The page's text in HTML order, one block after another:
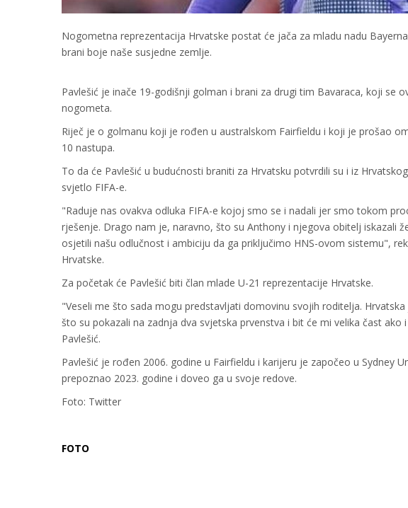
Nogometna reprezentacija Hrvatske postat će jača za mladu nadu
brani boje naše susjedne zemlje.
Pavlešić je inače 19-godišnji golman i brani za drugi tim Bavaraca, koji se
nogometa.
Riječ je o golmanu koji je rođen u australskom Fairfieldu i koji je prošao
10 nastupa.
To da će Pavlešić u budućnosti braniti za Hrvatsku potvrdili su i iz
svjetlo FIFA-e.
"Raduje nas ovakva odluka FIFA-e kojoj smo se i nadali jer smo tokom
rješenje. Drago nam je, naravno, što su Anthony i njegova obitelj iskazali
osjetili našu odlučnost i ambiciju da ga priključimo HNS-ovom sistemu",
Hrvatske.
Za početak će Pavlešić biti član mlade U-21 reprezentacije Hrvatske.
"Veseli me što sada mogu predstavljati domovinu svojih roditelja.
što su pokazali na zadnja dva svjetska prvenstva i bit će mi velika čast
Pavlešić.
Pavlešić je rođen 2006. godine u Fairfieldu i karijeru je započeo u Sydney
prepoznao 2023. godine i doveo ga u svoje redove.
Foto: Twitter
FOTO